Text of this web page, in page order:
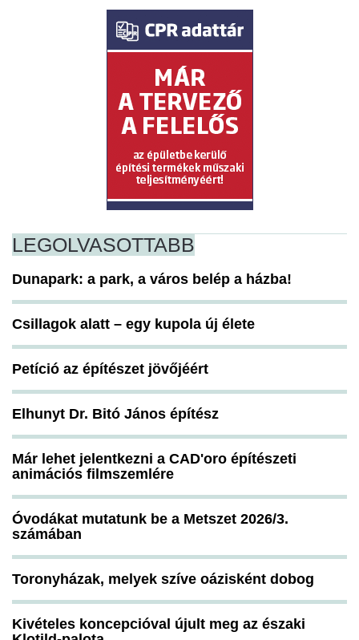
LEGOLVASOTTABB
Dunapark: a park, a város belép a házba!
Csillagok alatt – egy kupola új élete
Petíció az építészet jövőjéért
Elhunyt Dr. Bitó János építész
Már lehet jelentkezni a CAD'oro építészeti
animációs filmszemlére
Óvodákat mutatunk be a Metszet 2026/3.
számában
Toronyházak, melyek szíve oázisként dobog
Kivételes koncepcióval újult meg az északi